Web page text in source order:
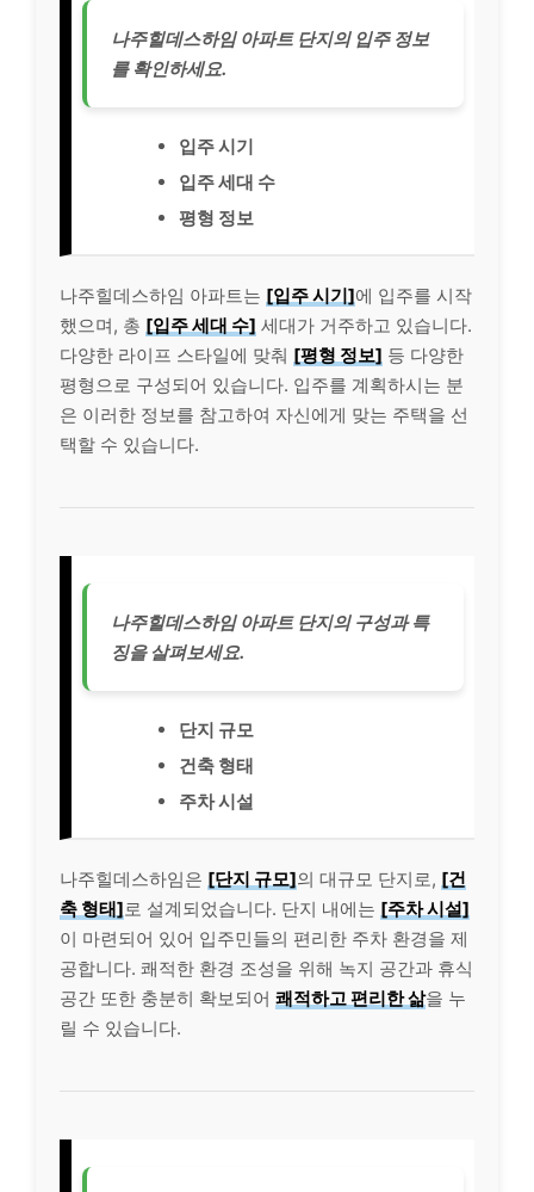
나주힐데스하임 아파트 단지의 입주 정보
를 확인하세요.
입주 시기
입주 세대 수
평형 정보
나주힐데스하임 아파트는 [입주 시기]에 입주를 시작
했으며, 총 [입주 세대 수] 세대가 거주하고 있습니다.
다양한 라이프 스타일에 맞춰 [평형 정보] 등 다양한
평형으로 구성되어 있습니다. 입주를 계획하시는 분
은 이러한 정보를 참고하여 자신에게 맞는 주택을 선
택할 수 있습니다.
나주힐데스하임 아파트 단지의 구성과 특
징을 살펴보세요.
단지 규모
건축 형태
주차 시설
나주힐데스하임은 [단지 규모]의 대규모 단지로, [건
축 형태]로 설계되었습니다. 단지 내에는 [주차 시설]
이 마련되어 있어 입주민들의 편리한 주차 환경을 제
공합니다. 쾌적한 환경 조성을 위해 녹지 공간과 휴식
공간 또한 충분히 확보되어 쾌적하고 편리한 삶을 누
릴 수 있습니다.